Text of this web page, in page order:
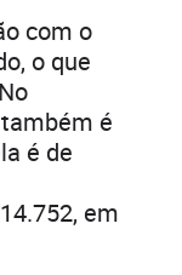
com o
o que
é
é de
em